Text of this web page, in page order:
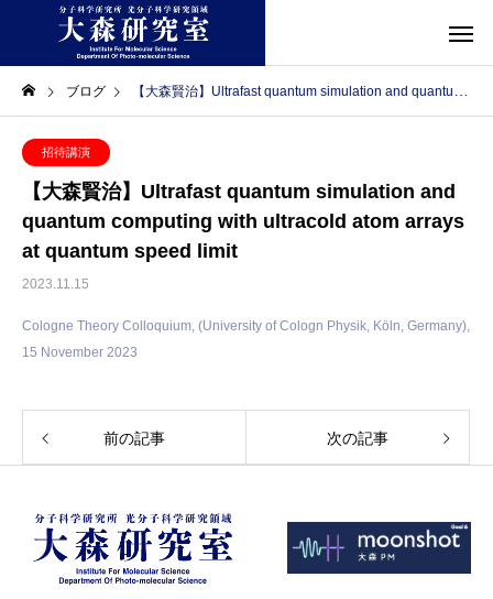
ブログ 【大森賢治】Ultrafast quantum simulation and quantum computing with ultracold atom arrays at quantum speed limit
招待講演
【大森賢治】Ultrafast quantum simulation and
quantum computing with ultracold atom arrays
at quantum speed limit
2023.11.15
Cologne Theory Colloquium, (University of Cologn Physik, Köln, Germany),
15 November 2023
前の記事 次の記事